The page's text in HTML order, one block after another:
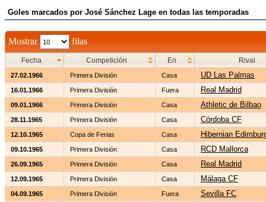
Goles marcados por José Sánchez Lage en todas las temporadas
Mostrar filas
Fecha Competición En Rival
27.02.1966 Primera División Casa UD Las Palmas
16.01.1966 Primera División Fuera Real Madrid
09.01.1966 Primera División Casa Athletic de Bilbao
28.11.1965 Primera División Casa Córdoba CF
12.10.1965 Copa de Ferias Casa Hibernian
09.10.1965 Primera División Casa RCD Mallorca
26.09.1965 Primera División Casa Real Madrid
12.09.1965 Primera División Casa Málaga CF
04.09.1965 Primera División Fuera Sevilla FC